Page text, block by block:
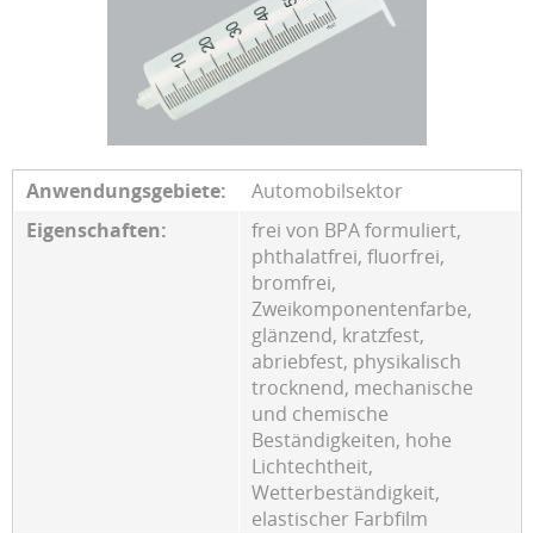
Anwendungsgebiete:
Automobilsektor
Eigenschaften:
frei von BPA formuliert,
phthalatfrei, fluorfrei,
bromfrei,
Zweikomponentenfarbe,
glänzend, kratzfest,
abriebfest, physikalisch
trocknend, mechanische
und chemische
Beständigkeiten, hohe
Lichtechtheit,
Wetterbeständigkeit,
elastischer Farbfilm